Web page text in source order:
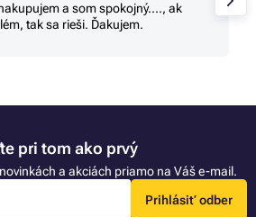
a som spokojný...., ak
tak sa rieši. Ďakujem.
pri tom ako prvý
a akciách priamo na Váš e-mail.
Prihlásiť odber